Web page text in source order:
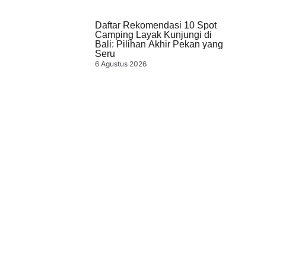
Daftar Rekomendasi 10 Spot
Camping Layak Kunjungi di
Bali: Pilihan Akhir Pekan yang
Seru
6 Agustus 2026